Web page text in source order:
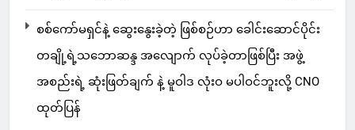
စစ်ကော်မရှင်နဲ့ ဆွေးနွေးခဲ့တဲ့ ဖြစ်စဉ်ဟာ ခေါင်းဆောင်ပိုင်း
တချို့ရဲ့သဘောဆန္ဒ အလျောက် လုပ်ခဲ့တာဖြစ်ပြီး အဖွဲ့
အစည်းရဲ့ ဆုံးဖြတ်ချက် နဲ့ မူဝါဒ လုံးဝ မပါဝင်ဘူးလို့ CNO
ထုတ်ပြန်